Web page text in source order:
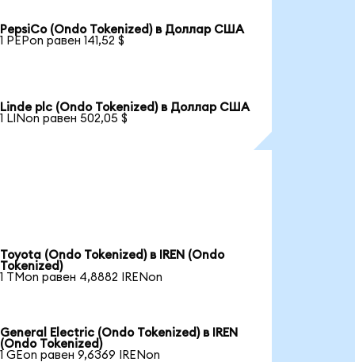
PepsiCo (Ondo Tokenized) в Доллар США
1 PEPon равен 141,52 $
Linde plc (Ondo Tokenized) в Доллар США
1 LINon равен 502,05 $
Toyota (Ondo Tokenized) в IREN (Ondo
Tokenized)
1 TMon равен 4,8882 IRENon
General Electric (Ondo Tokenized) в IREN
(Ondo Tokenized)
1 GEon равен 9,6369 IRENon